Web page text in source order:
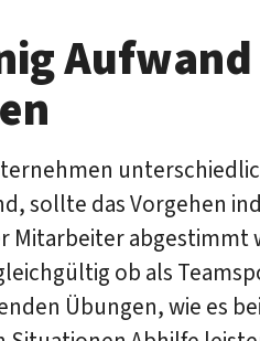
sollte das Vorgehen
Mitarbeiter abgestimmt
ob als
Übungen, wie es